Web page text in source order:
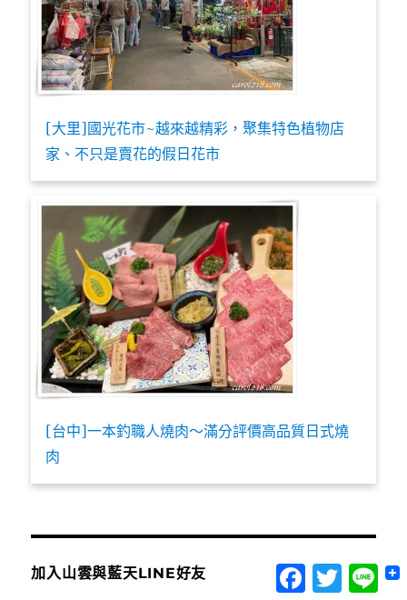
[大里]國光花市~越來越精彩，聚集特色植物店
家、不只是賣花的假日花市
[台中]一本釣職人燒肉～滿分評價高品質日式燒
肉
加入山雲與藍天LINE好友 Facebook
Twitter